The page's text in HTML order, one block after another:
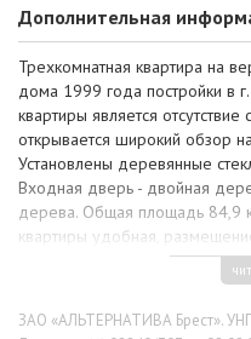
Дополнительная
Трехкомнатная квартира на
дома 1999 года постройки в
квартиры является
открывается широкий обзор
Установлены деревянные
Входная дверь - двойная
дерева. Общая площадь 84,9
квартиры удобная,
сторонам дома, а кухня 8,9
находится между ними,
Имеется подвальное
ЗАО «АЛЬТЕРНАТИВА Брест».